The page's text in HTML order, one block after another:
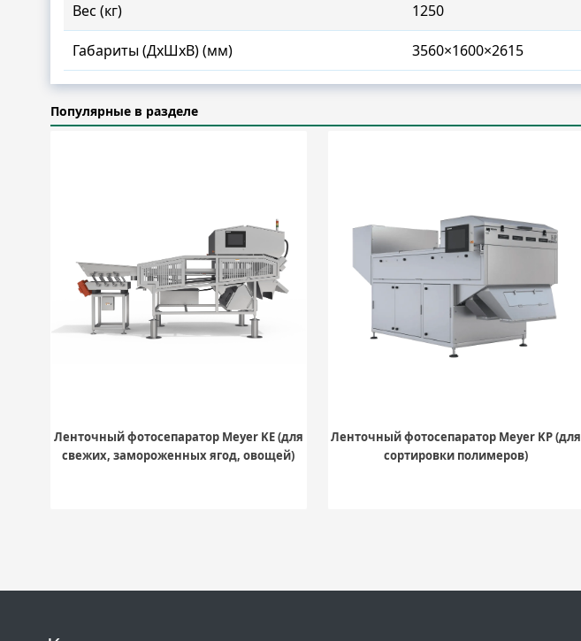
Вес (кг) 1250
Габариты (ДxШxВ) (мм) 3560×1600×2615
Популярные в разделе
Ленточный фотосепаратор Meyer KE (для
свежих, замороженных ягод, овощей)
Ленточный фотосепаратор Meyer KP (для
сортировки полимеров)